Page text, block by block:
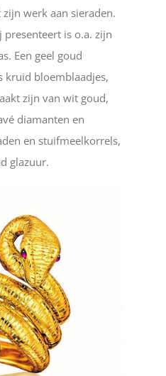
werk aan sieraden.
presenteert is o.a. zijn
Een geel goud
kruid bloemblaadjes,
zijn van wit goud,
diamanten en
en stuifmeelkorrels,
glazuur.